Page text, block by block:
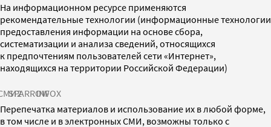
На информационном ресурсе применяются
рекомендательные технологии (информационные технологии
предоставления информации на основе сбора,
систематизации и анализа сведений, относящихся
к предпочтениям пользователей сети «Интернет»,
находящихся на территории Российской Федерации)
SPARROWINFOX
Перепечатка материалов и использование их в любой форме,
в том числе и в электронных СМИ, возможны только с